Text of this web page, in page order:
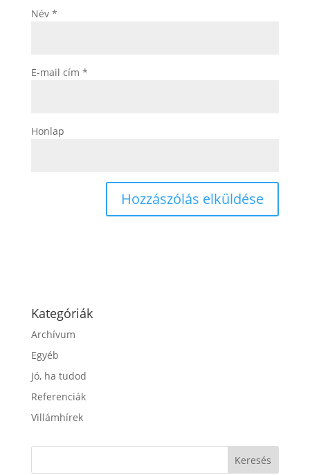
Név *
E-mail cím *
Honlap
Kategóriák
Archívum
Egyéb
Jó, ha tudod
Referenciák
Villámhírek